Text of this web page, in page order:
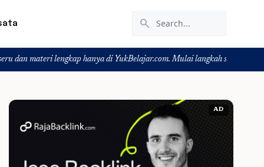
search
hanya di YukBelajar.com. Mulai langkah suksesmu hari ini! • Mau
AD